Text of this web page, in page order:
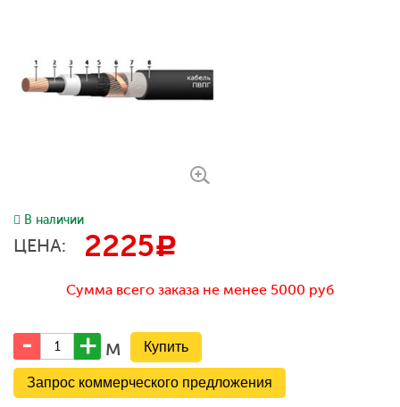
В наличии
ЦЕНА: 2225c
Сумма всего заказа не менее 5000 руб
м
Запрос коммерческого предложения